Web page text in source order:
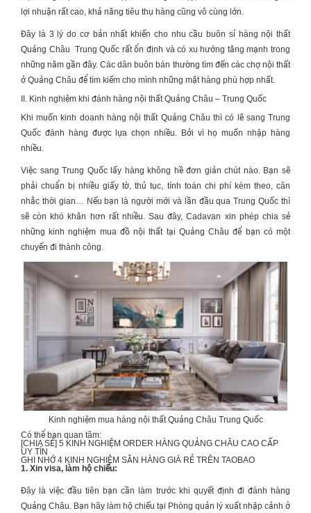
lợi nhuận rất cao, khả năng tiêu thụ hàng cũng vô cùng lớn.
Đây là 3 lý do cơ bản nhất khiến cho nhu cầu buôn sỉ hàngnội thất
Quảng Châu Trung Quốc rất ổn định và có xu hướng tăng mạnh trong
những năm gần đây. Các dân buôn bán thường tìm đến các chợnội thất
ở Quảng Châu để tìm kiếm cho mình những mặt hàng phù hợp nhất.
II. Kinh nghiệm khi đánh hàng nội thất Quảng Châu – Trung Quốc
Khi muốn kinh doanh hàngnội thất Quảng Châu thì có lẽ sang Trung
Quốc đánh hàng được lựa chọn nhiều. Bởi vì họ muốn nhập hàng
nhiều.
Việc sang Trung Quốc lấy hàng không hề đơn giản chút nào. Bạn sẽ
phải chuẩn bị nhiều giấy tờ, thủ tục, tính toán chi phí kèm theo, cân
nhắc thời gian… Nếu bạn là người mới và lần đầu qua Trung Quốc thì
sẽ còn khó khăn hơn rất nhiều. Sau đây, Cadavan xin phép chia sẻ
những kinh nghiệm mua đồ nội thất tại Quảng Châu để bạn có một
chuyến đi thành công.
Kinh nghiệm mua hàng nội thất Quảng Châu Trung Quốc
Có thể bạn quan tâm:
[CHIA SẺ] 5 KINH NGHIỆM ORDER HÀNG QUẢNG CHÂU CAO CẤP
UY TÍN
GHI NHỚ 4 KINH NGHIỆM SĂN HÀNG GIÁ RẺ TRÊN TAOBAO
1. Xin visa, làm hộ chiếu:
Đây là việc đầu tiên bạn cần làm trước khi quyết định đi đánh hàng
Quảng Châu. Bạn hãy làm hộ chiếu tại Phòng quản lý xuất nhập cảnh ở